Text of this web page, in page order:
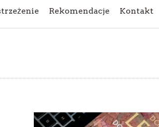
Rekomendacje Kontakt